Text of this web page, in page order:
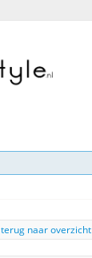
terug naar overzicht